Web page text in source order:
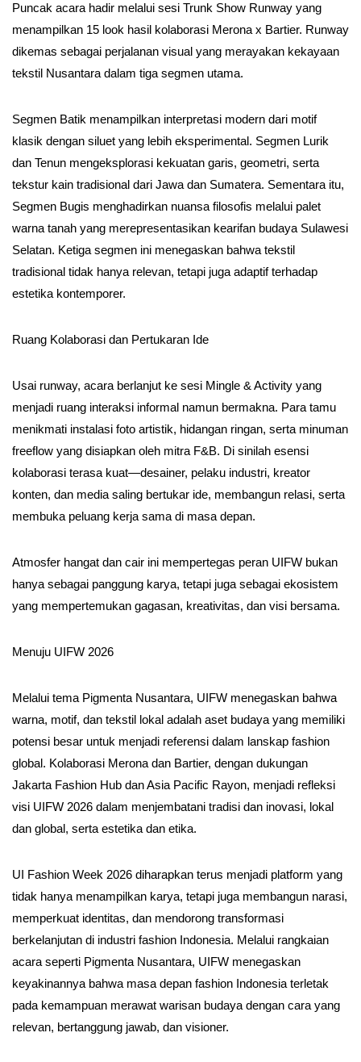
Puncak acara hadir melalui sesi Trunk Show Runway yang
menampilkan 15 look hasil kolaborasi Merona x Bartier. Runway
dikemas sebagai perjalanan visual yang merayakan kekayaan
tekstil Nusantara dalam tiga segmen utama.
Segmen Batik menampilkan interpretasi modern dari motif
klasik dengan siluet yang lebih eksperimental. Segmen Lurik
dan Tenun mengeksplorasi kekuatan garis, geometri, serta
tekstur kain tradisional dari Jawa dan Sumatera. Sementara itu,
Segmen Bugis menghadirkan nuansa filosofis melalui palet
warna tanah yang merepresentasikan kearifan budaya Sulawesi
Selatan. Ketiga segmen ini menegaskan bahwa tekstil
tradisional tidak hanya relevan, tetapi juga adaptif terhadap
estetika kontemporer.
Ruang Kolaborasi dan Pertukaran Ide
Usai runway, acara berlanjut ke sesi Mingle & Activity yang
menjadi ruang interaksi informal namun bermakna. Para tamu
menikmati instalasi foto artistik, hidangan ringan, serta minuman
freeflow yang disiapkan oleh mitra F&B. Di sinilah esensi
kolaborasi terasa kuat—desainer, pelaku industri, kreator
konten, dan media saling bertukar ide, membangun relasi, serta
membuka peluang kerja sama di masa depan.
Atmosfer hangat dan cair ini mempertegas peran UIFW bukan
hanya sebagai panggung karya, tetapi juga sebagai ekosistem
yang mempertemukan gagasan, kreativitas, dan visi bersama.
Menuju UIFW 2026
Melalui tema Pigmenta Nusantara, UIFW menegaskan bahwa
warna, motif, dan tekstil lokal adalah aset budaya yang memiliki
potensi besar untuk menjadi referensi dalam lanskap fashion
global. Kolaborasi Merona dan Bartier, dengan dukungan
Jakarta Fashion Hub dan Asia Pacific Rayon, menjadi refleksi
visi UIFW 2026 dalam menjembatani tradisi dan inovasi, lokal
dan global, serta estetika dan etika.
UI Fashion Week 2026 diharapkan terus menjadi platform yang
tidak hanya menampilkan karya, tetapi juga membangun narasi,
memperkuat identitas, dan mendorong transformasi
berkelanjutan di industri fashion Indonesia. Melalui rangkaian
acara seperti Pigmenta Nusantara, UIFW menegaskan
keyakinannya bahwa masa depan fashion Indonesia terletak
pada kemampuan merawat warisan budaya dengan cara yang
relevan, bertanggung jawab, dan visioner.